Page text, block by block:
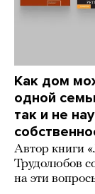
Как дом
одной
так и не
Автор книги
Трудолюбов
на эти